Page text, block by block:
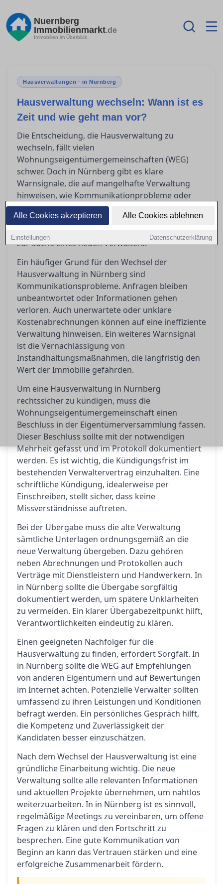
Alle Cookies akzeptieren Alle Cookies ablehnen
Einstellungen Datenschutzerklärung
Nuernberg
Immobilienmarkt.de
Immobilien im Überblick
Hausverwaltungen · in Nürnberg
Hausverwaltung wechseln: Wann ist es
Zeit und wie geht man vor?
Die Entscheidung, die Hausverwaltung zu
wechseln, fällt vielen
Wohnungseigentümergemeinschaften (WEG)
schwer. Doch in Nürnberg gibt es klare
Warnsignale, die auf mangelhafte Verwaltung
hinweisen, wie Kommunikationprobleme oder
unerklärte Kosten. Dieser Artikel bietet
Orientierung: von der rechtssicheren Kündigung
zur Suche eines neuen Verwalters.
Ein häufiger Grund für den Wechsel der
Hausverwaltung in Nürnberg sind
Kommunikationsprobleme. Anfragen bleiben
unbeantwortet oder Informationen gehen
verloren. Auch unerwartete oder unklare
Kostenabrechnungen können auf eine ineffiziente
Verwaltung hinweisen. Ein weiteres Warnsignal
ist die Vernachlässigung von
Instandhaltungsmaßnahmen, die langfristig den
Wert der Immobilie gefährden.
Um eine Hausverwaltung in Nürnberg
rechtssicher zu kündigen, muss die
Wohnungseigentümergemeinschaft einen
Beschluss in der Eigentümerversammlung fassen.
Dieser Beschluss sollte mit der notwendigen
Mehrheit gefasst und im Protokoll dokumentiert
werden. Es ist wichtig, die Kündigungsfrist im
bestehenden Verwaltervertrag einzuhalten. Eine
schriftliche Kündigung, idealerweise per
Einschreiben, stellt sicher, dass keine
Missverständnisse auftreten.
Bei der Übergabe muss die alte Verwaltung
sämtliche Unterlagen ordnungsgemäß an die
neue Verwaltung übergeben. Dazu gehören
neben Abrechnungen und Protokollen auch
Verträge mit Dienstleistern und Handwerkern. In
in Nürnberg sollte die Übergabe sorgfältig
dokumentiert werden, um spätere Unklarheiten
zu vermeiden. Ein klarer Übergabezeitpunkt hilft,
Verantwortlichkeiten eindeutig zu klären.
Einen geeigneten Nachfolger für die
Hausverwaltung zu finden, erfordert Sorgfalt. In
in Nürnberg sollte die WEG auf Empfehlungen
von anderen Eigentümern und auf Bewertungen
im Internet achten. Potenzielle Verwalter sollten
umfassend zu ihren Leistungen und Konditionen
befragt werden. Ein persönliches Gespräch hilft,
die Kompetenz und Zuverlässigkeit der
Kandidaten besser einzuschätzen.
Nach dem Wechsel der Hausverwaltung ist eine
gründliche Einarbeitung wichtig. Die neue
Verwaltung sollte alle relevanten Informationen
und aktuellen Projekte übernehmen, um nahtlos
weiterzuarbeiten. In in Nürnberg ist es sinnvoll,
regelmäßige Meetings zu vereinbaren, um offene
Fragen zu klären und den Fortschritt zu
besprechen. Eine gute Kommunikation von
Beginn an kann das Vertrauen stärken und eine
erfolgreiche Zusammenarbeit fördern.